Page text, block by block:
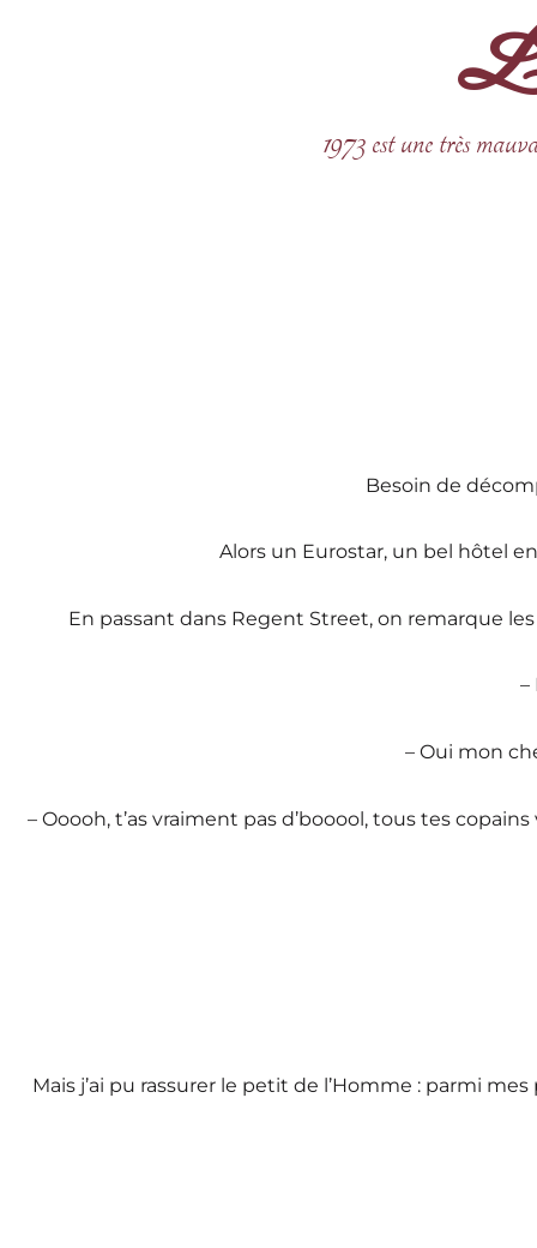
1973 est une très
Besoin de
Alors un Eurostar, un bel hôtel
En passant dans Regent Street, on remarque
–
– Oui mon
– Ooooh, t’as vraiment pas d’booool, tous tes
Mais j’ai pu rassurer le petit de l’Homme : parmi